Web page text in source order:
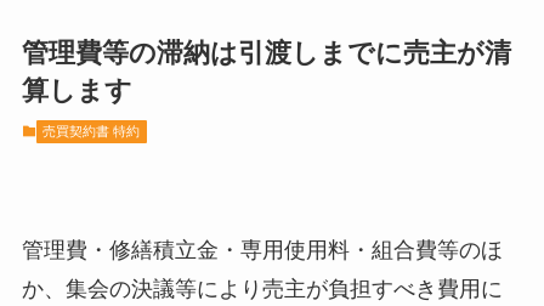
管理費等の滞納は引渡しまでに売主が清
算します
売買契約書 特約
管理費・修繕積立金・専用使用料・組合費等のほ
か、集会の決議等により売主が負担すべき費用に